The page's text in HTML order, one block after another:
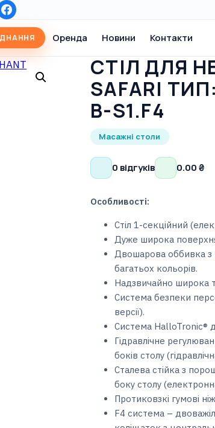
Оренда Новини Контакти
СТІЛ ДЛЯ
SAFARI
B-S1.F4
Масажні столи
0 відгуків 0.00₴
Особливості:
Стіл 1-секційний
Дуже широка
Двошарова оббивка з
багатьох кольорів.
Надзвичайно широка
Система безпеки
версії).
Система HalloTronic®
Гідравлічне
боків столу
Сталева стійка з
боку столу
Протиковзкі гумові
F4 система –